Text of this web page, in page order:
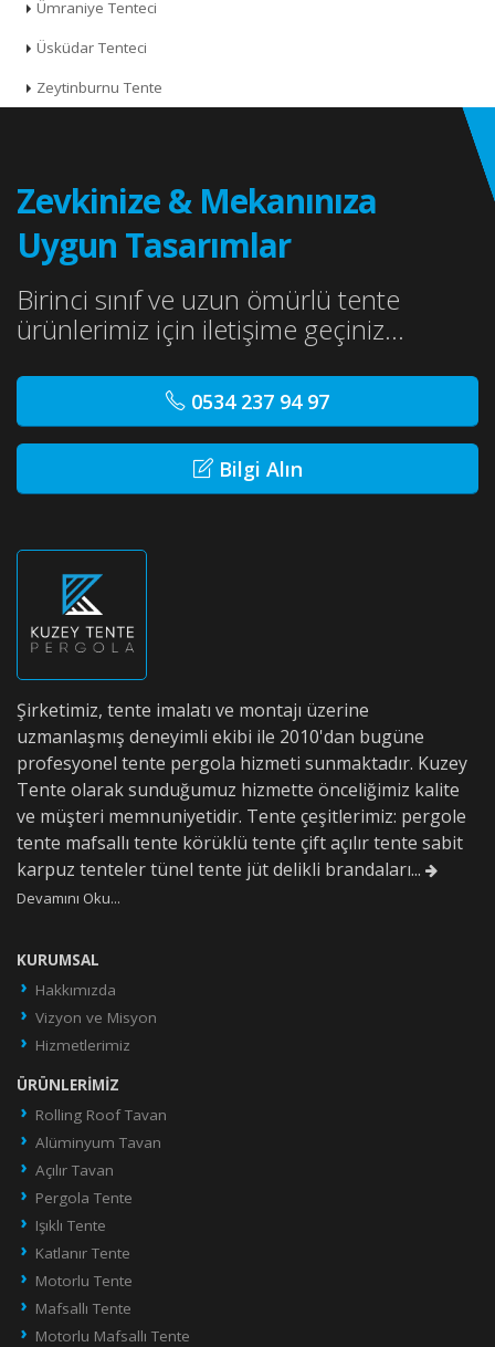
Ümraniye Tenteci
Üsküdar Tenteci
Zeytinburnu Tente
Zevkinize & Mekanınıza
Uygun Tasarımlar
Birinci sınıf ve uzun ömürlü tente
ürünlerimiz için iletişime geçiniz...
0534 237 94 97
Bilgi Alın
Şirketimiz, tente imalatı ve montajı üzerine
uzmanlaşmış deneyimli ekibi ile 2010'dan bugüne
profesyonel tente pergola hizmeti sunmaktadır. Kuzey
Tente olarak sunduğumuz hizmette önceliğimiz kalite
ve müşteri memnuniyetidir. Tente çeşitlerimiz: pergole
tente mafsallı tente körüklü tente çift açılır tente sabit
karpuz tenteler tünel tente jüt delikli brandaları...
Devamını Oku...
KURUMSAL
Hakkımızda
Vizyon ve Misyon
Hizmetlerimiz
ÜRÜNLERIMIZ
Rolling Roof Tavan
Alüminyum Tavan
Açılır Tavan
Pergola Tente
Işıklı Tente
Katlanır Tente
Motorlu Tente
Mafsallı Tente
Motorlu Mafsallı Tente